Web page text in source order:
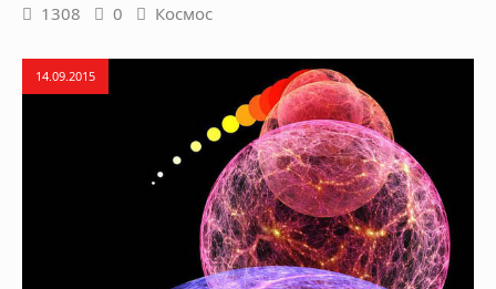
1308 0 Космос
14.09.2015